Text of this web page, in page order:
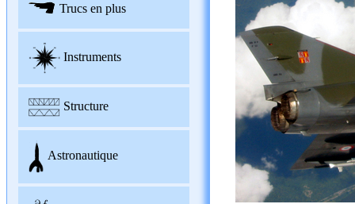
Trucs en plus
Instruments
Structure
Astronautique